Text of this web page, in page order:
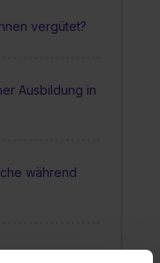
vergütet?
Ausbildung in
während
Ausbildung